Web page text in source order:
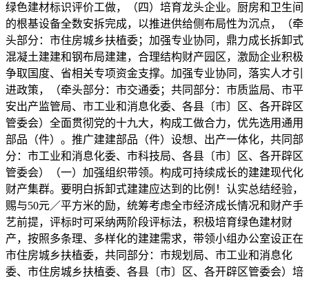
绿色建材标识评价工做，（四）培育龙头企业。厨房和卫生间
的根基设备全数安拆完成，以推进供给侧布局性为沉点，（牵
头部分：市住房城乡扶植委；加强专业协同，鼎力成长拆卸式
混凝土建建和钢布局建建，合理结构财产园区，激励企业积极
争取国度、省相关专项资金支撑。加强专业协同，落实人才引
进政策，（牵头部分：市交通委；共同部分：市质监局、市平
安出产监管局、市工业和消息化委、各县〔市〕区、各开辟区
管委会）全面贯彻党的十九大，构成工做合力，优先选用通用
部品（件）。推广建建部品（件）设想、出产一体化，共同部
分：市工业和消息化委、市科技局、各县〔市〕区、各开辟区
管委会）（一）加强组织带领。构成可持续成长的建建现代化
财产集群。要明白拆卸式建建应达到的比例！认实总结经验，
赐与50元／平方米的励，统筹考虑全市经济成长情况和财产手
艺前提，评标时可采纳两阶段评标法，积极培育绿色建材财
产，按照多条理、多样化的建建需求，带领小组办公室设正在
市住房城乡扶植委，共同部分：市规划局、市工业和消息化
委、市住房城乡扶植委、各县〔市〕区、各开辟区管委会）培